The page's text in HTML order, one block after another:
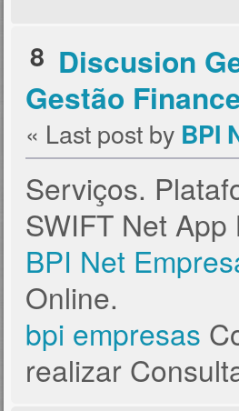
8 Discusion
Gestão
« Last post by BPI
Serviços.
SWIFT Net
BPI Net
Online.
bpi empresas
realizar